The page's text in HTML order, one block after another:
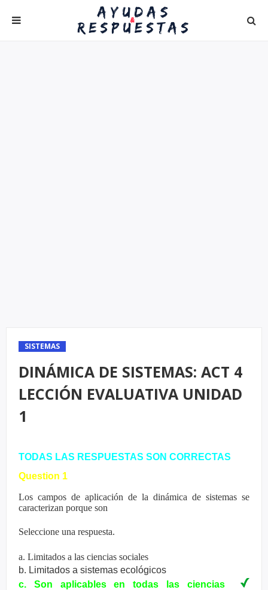
SISTEMAS
DINÁMICA DE SISTEMAS: ACT 4
LECCIÓN EVALUATIVA UNIDAD
1
TODAS LAS RESPUESTAS SON CORRECTAS
Question 1
Los campos de aplicación de la dinámica de sistemas se
caracterizan porque son
Seleccione una respuesta.
a. Limitados a las ciencias sociales
b. Limitados a sistemas ecológicos
c. Son aplicables en todas las ciencias